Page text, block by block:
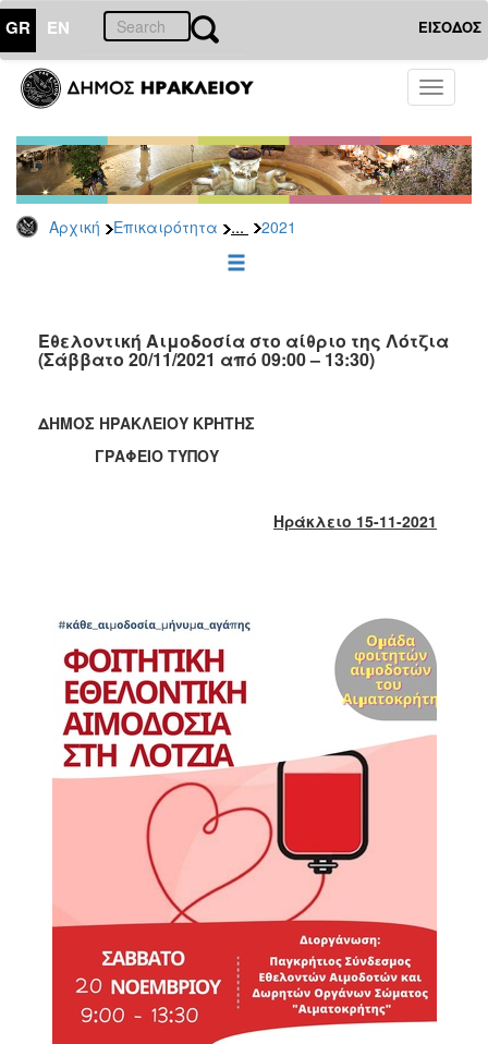
GR EN ΕΙΣΟΔΟΣ
Toggle
Αρχική Επικαιρότητα ... 2021
ΕΠΙΚΑΙΡΟΤΗΤΑ
Τύπου
Αρχείο
2026
2025
2022
2021
2019
2018
2012
2011
2010
2006
Εθελοντική Αιμοδοσία στο αίθριο της Λότζια
(Σάββατο 20/11/2021 από 09:00 – 13:30)
ΔΗΜΟΣ ΗΡΑΚΛΕΙΟΥ ΚΡΗΤΗΣ
ΓΡΑΦΕΙΟ ΤΥΠΟΥ
Ηράκλειο 15-11-2021